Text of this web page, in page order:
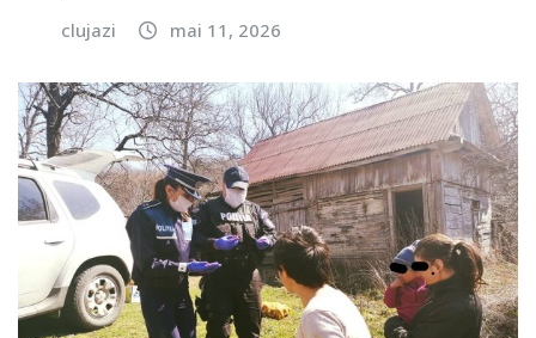
clujazi mai 11, 2026